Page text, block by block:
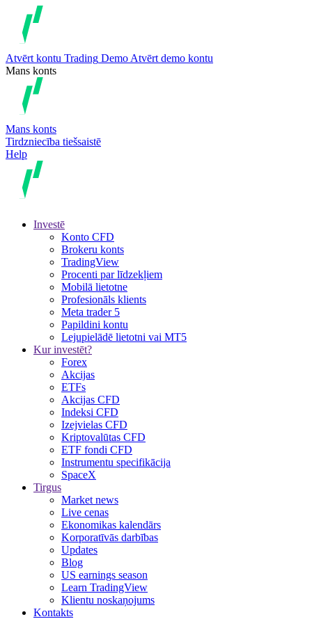
Atvērt kontu Trading Demo Atvērt demo kontu
Mans konts
Mans konts
Tirdzniecība tiešsaistē
Help
Investē
Konto CFD
Brokeru konts
TradingView
Procenti par līdzekļiem
Mobilā lietotne
Profesionāls klients
Meta trader 5
Papildini kontu
Lejupielādē lietotni vai MT5
Kur investēt?
Forex
Akcijas
ETFs
Akcijas CFD
Indeksi CFD
Izejvielas CFD
Kriptovalūtas CFD
ETF fondi CFD
Instrumentu specifikācija
SpaceX
Tirgus
Market news
Live cenas
Ekonomikas kalendārs
Korporatīvās darbības
Updates
Blog
US earnings season
Learn TradingView
Klientu noskaņojums
Kontakts